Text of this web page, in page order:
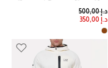
PRICE REDUCED FROM
د.إ 500,00
TO
د.إ 350,00